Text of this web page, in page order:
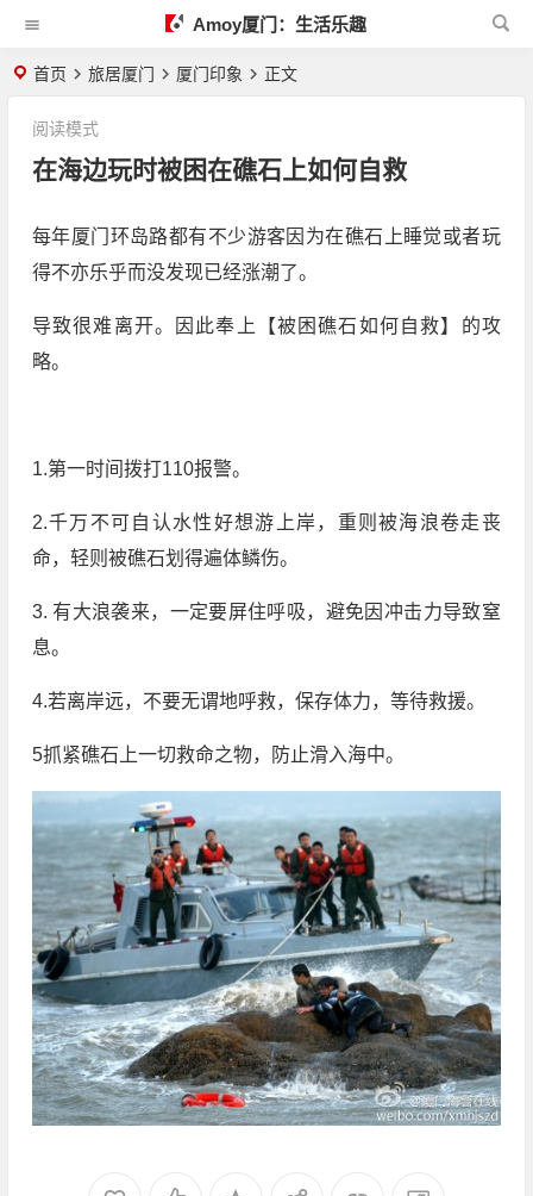
Amoy厦门：生活乐趣
首页 旅居厦门 厦门印象 正文
在海边玩时被困在礁石上如何自救
阅读模式
每年厦门环岛路都有不少游客因为在礁石上睡觉或者玩
得不亦乐乎而没发现已经涨潮了。
导致很难离开。因此奉上【被困礁石如何自救】的攻
略。
1.第一时间拨打110报警。
2.千万不可自认水性好想游上岸，重则被海浪卷走丧
命，轻则被礁石划得遍体鳞伤。
3. 有大浪袭来，一定要屏住呼吸，避免因冲击力导致窒
息。
4.若离岸远，不要无谓地呼救，保存体力，等待救援。
5抓紧礁石上一切救命之物，防止滑入海中。